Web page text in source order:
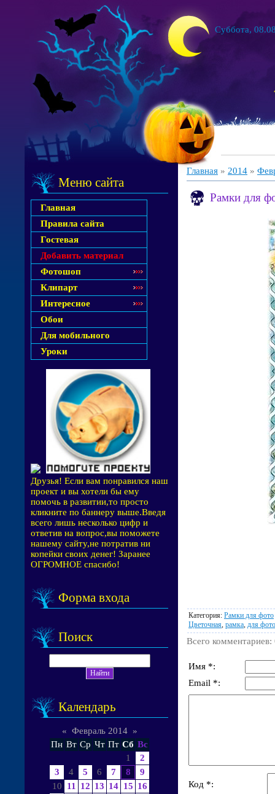
Суббота,
Меню сайта
Главная
Правила сайта
Гостевая
Добавить материал
Фотошоп
Клипарт
Интересное
Обои
Для мобильного
Уроки
Друзья! Если вам понравился наш
проект и вы хотели бы ему
помочь в развитии,то просто
кликните по баннеру выше.Введя
всего лишь несколько цифр и
ответив на вопрос,вы поможете
нашему сайту,не потратив ни
копейки своих денег! Заранее
ОГРОМНОЕ спасибо!
Форма входа
Поиск
Календарь
« Февраль 2014 »
Пн Вт Ср Чт Пт Сб Вс
1
2
3
4 5 6 7 8
9
10
11 12 13 14 15 16
Главная » 2014 »
Рамки для
Категория: Рамки для фото
Цветочная рамка для фото
Всего комментариев:
Имя *:
Email *:
Код *: